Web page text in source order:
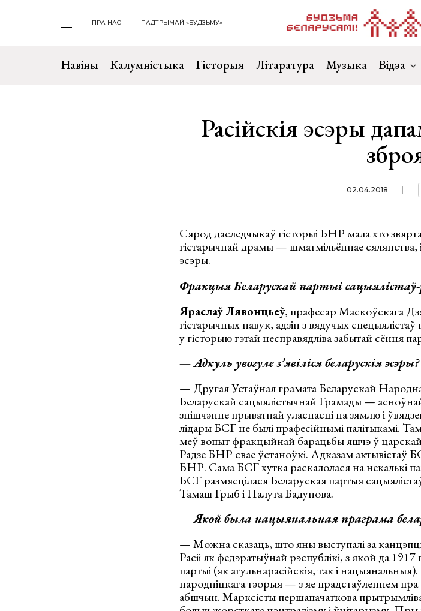
ПРА НАС ПАДТРЫМАЙ «БУДЗЬМУ»
Навіны Калумністыка Гісторыя Літаратура Музыка Відэа
Расійскія эсэры
02.04.2018
Сярод даследчыкаў гісторыі БНР мала хто
гістарычнай драмы — шматмільённае сялянства,
эсэры.
Фракцыя Беларускай партыі
Яраслаў Лявонцьеў, прафесар Маскоўскага
гістарычных навук, адзін з вядучых спецыялістаў
у гісторыю гэтай несправядліва забытай сёння
— Адкуль увогуле з’явіліся беларускія эсэры?
— Другая Устаўная грамата Беларускай
Беларускай сацыялістычнай Грамады —
знішчэнне прыватнай уласнасці на зямлю і
лідары БСГ не былі прафесійнымі палітыкамі.
меў вопыт фракцыйнай барацьбы яшчэ ў
Радзе БНР свае ўстаноўкі. Адказам актывістаў
БНР. Сама БСГ хутка раскалолася на некалькі
БСГ размясцілася Беларуская партыя
Тамаш Грыб і Палута Бадунова.
— Якой была нацыянальная праграма
— Можна сказаць, што яны выступалі за
Расіі як федэратыўнай рэспублікі, з якой да
партыі (як агульнарасійскія, так і
народніцкага тэорыя — з яе прадстаўленнем пра
абшчын. Марксісты першапачаткова